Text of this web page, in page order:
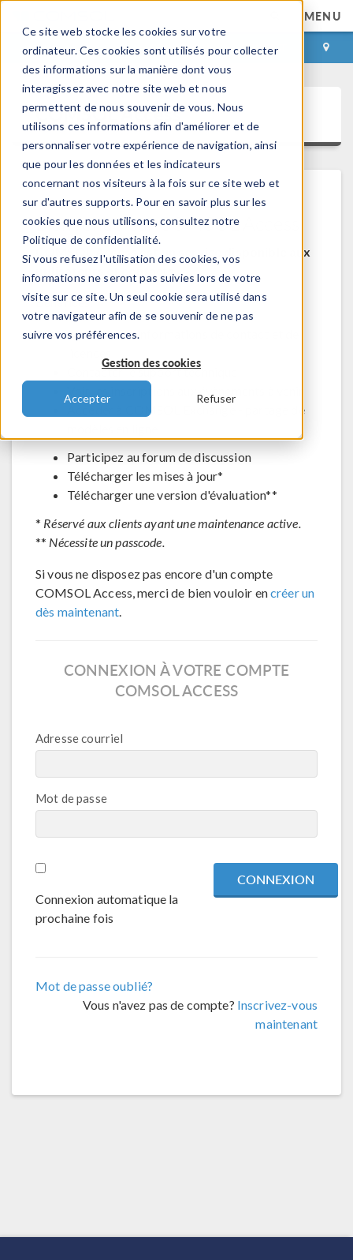
Ce site web stocke les cookies sur votre
ordinateur. Ces cookies sont utilisés pour collecter
des informations sur la manière dont vous
interagissez avec notre site web et nous
permettent de nous souvenir de vous. Nous
utilisons ces informations afin d'améliorer et de
personnaliser votre expérience de navigation, ainsi
que pour les données et les indicateurs
concernant nos visiteurs à la fois sur ce site web et
sur d'autres supports. Pour en savoir plus sur les
cookies que nous utilisons, consultez notre
Politique de confidentialité.
Si vous refusez l'utilisation des cookies, vos
informations ne seront pas suivies lors de votre
visite sur ce site. Un seul cookie sera utilisé dans
votre navigateur afin de se souvenir de ne pas
suivre vos préférences.
Gestion des cookies
Accepter Refuser
MENU
CONNEXION CONTACT
COMSOL Access
Bienvenue sur COMSOL Access
COMSOL Access est un service disponible aux
utilisateurs et contacts.
Bénéfices:
Modifier les informations de contact et de
Contacter le support technique
Voir les inscriptions aux évènements à venir
Accéder à COMSOL Exchange - partage de
Participez au forum de discussion
Télécharger les mises à jour*
Télécharger une version d'évaluation**
* Réservé aux clients ayant une maintenance active.
** Nécessite un passcode.
Si vous ne disposez pas encore d'un compte
COMSOL Access, merci de bien vouloir encréer un
dès maintenant.
CONNEXION À VOTRE COMPTE
COMSOL ACCESS
Adresse courriel
Mot de passe
Connexion automatique la
prochaine fois
Mot de passe oublié?
Vous n'avez pas de compte? Inscrivez-vous
maintenant